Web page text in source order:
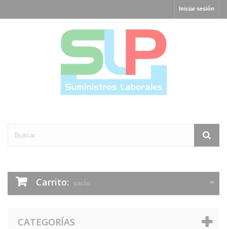
Iniciar sesión
Carrito: vacío
CATEGORÍAS